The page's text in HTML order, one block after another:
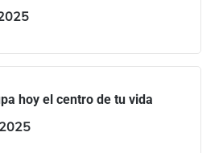
hoy el centro de tu vida